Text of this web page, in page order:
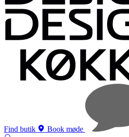
Find butik Book møde